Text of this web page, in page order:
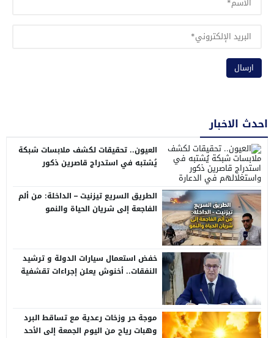
احدث الاخبار
العيون.. تحقيقات لكشف ملابسات شبكة
يُشتبه في استدراج قاصرين ذكور
الطريق السريع تيزنيت – الداخلة: من ألم
الفاجعة إلى شريان الحياة والنمو
خفض استعمال سيارات الدولة و ترشيد
النفقات.. أخنوش يعلن إجراءات تقشفية
موجة حر وزخات رعدية مع تساقط البرد
وهبات رياح من اليوم الجمعة إلى الأحد